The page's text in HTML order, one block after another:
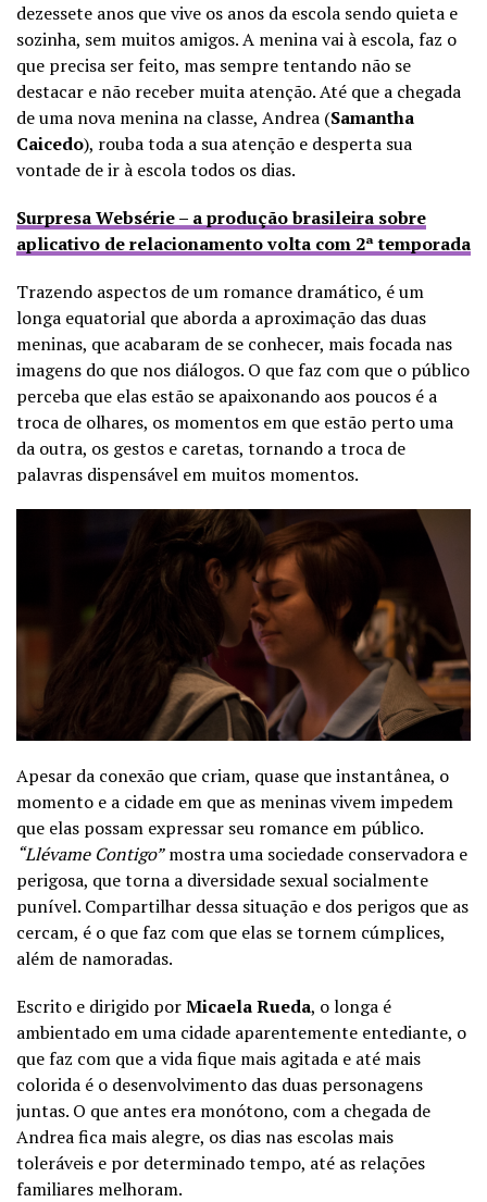
dezessete anos que vive os anos da escola sendo quieta e
sozinha, sem muitos amigos. A menina vai à escola, faz o
que precisa ser feito, mas sempre tentando não se
destacar e não receber muita atenção. Até que a chegada
de uma nova menina na classe, Andrea (Samantha
Caicedo), rouba toda a sua atenção e desperta sua
vontade de ir à escola todos os dias.
Surpresa Websérie – a produção brasileira sobre
aplicativo de relacionamento volta com 2ª temporada
Trazendo aspectos de um romance dramático, é um
longa equatorial que aborda a aproximação das duas
meninas, que acabaram de se conhecer, mais focada nas
imagens do que nos diálogos. O que faz com que o público
perceba que elas estão se apaixonando aos poucos é a
troca de olhares, os momentos em que estão perto uma
da outra, os gestos e caretas, tornando a troca de
palavras dispensável em muitos momentos.
Apesar da conexão que criam, quase que instantânea, o
momento e a cidade em que as meninas vivem impedem
que elas possam expressar seu romance em público.
“Llévame Contigo”mostra uma sociedade conservadora e
perigosa, que torna a diversidade sexual socialmente
punível. Compartilhar dessa situação e dos perigos que as
cercam, é o que faz com que elas se tornem cúmplices,
além de namoradas.
Escrito e dirigido porMicaela Rueda, o longa é
ambientado em uma cidade aparentemente entediante, o
que faz com que a vida fique mais agitada e até mais
colorida é o desenvolvimento das duas personagens
juntas. O que antes era monótono, com a chegada de
Andrea fica mais alegre, os dias nas escolas mais
toleráveis e por determinado tempo, até as relações
familiares melhoram.